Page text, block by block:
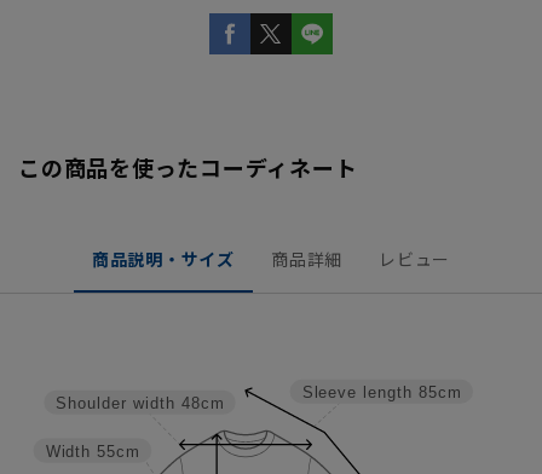
この商品を使ったコーディネート
商品説明・サイズ 商品詳細 レビュー
Sleeve length 85cm
Width 55cm
Shoulder width 48cm